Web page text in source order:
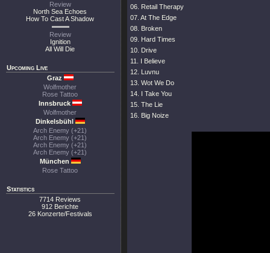
Review
North Sea Echoes
How To Cast A Shadow
Review
Ignition
All Will Die
Upcoming Live
Graz
Wolfmother
Rose Tattoo
Innsbruck
Wolfmother
Dinkelsbühl
Arch Enemy (+21)
Arch Enemy (+21)
Arch Enemy (+21)
Arch Enemy (+21)
München
Rose Tattoo
Statistics
7714 Reviews
912 Berichte
26 Konzerte/Festivals
06. Retail Therapy
07. At The Edge
08. Broken
09. Hard Times
10. Drive
11. I Believe
12. Luvnu
13. Wot We Do
14. I Take You
15. The Lie
16. Big Noize